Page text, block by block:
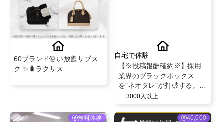
60ブランド使い放題サブス
ク ✨🧳ラクサス
自宅で体験
【※投稿報酬確約※】採用
業界のブラックボックス
を"ネオタレ"が打破する。
NEOTALENTが提示する
全貌。＠NEOTALENT
3000人以上
無料体験 40,000